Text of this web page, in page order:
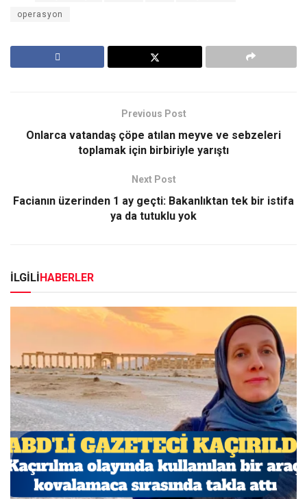
operasyon
Previous Post
Onlarca vatandaş çöpe atılan meyve ve sebzeleri
toplamak için birbiriyle yarıştı
Next Post
Facianın üzerinden 1 ay geçti: Bakanlıktan tek bir istifa
ya da tutuklu yok
İLGİLİHABERLER